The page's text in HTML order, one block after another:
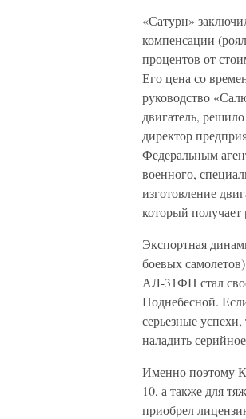
«Сатурн»
компенсации
процентов от
Его цена со
руководство
двигатель,
директор
Федеральным
военного,
изготовление
который
Экспортная
боевых
АЛ-31ФН стал
Поднебесной.
серьезные
наладить
Именно поэтому
10, а также для
приобрел